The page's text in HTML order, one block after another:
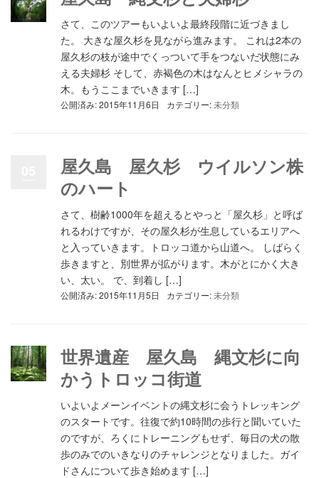
さて、このツアーもいよいよ最終段階に近づきまし
た。 大きな屋久杉を見ながら進みます。 これは2本の
屋久杉の枝が途中でくっついて手をつないだ状態にみ
える夫婦杉 そして、赤褐色の木はなんとヒメシャラの
木。もうここまでいきます […]
公開済み: 2015年11月6日 カテゴリー:未分類
屋久島 屋久杉 ウイルソン株
のハート
さて、樹齢1000年を超えるとやっと「屋久杉」と呼ば
れるわけですが、その屋久杉が生息しているエリアへ
と入っていきます。トロッコ道から山道へ。 しばらく
歩きますと、別世界が拡がります。木がとにかく大き
い、太い。 で、到着し […]
公開済み: 2015年11月5日 カテゴリー:未分類
世界遺産 屋久島 縄文杉に向
かうトロッコ街道
いよいよメーンイベントの縄文杉に会うトレッキング
のスタートです。往復で約10時間の歩行と聞いていた
のですが、ろくにトレーニングもせず、毎日の犬の散
歩のみでのいきなりのチャレンジとなりました。ガイ
ドさんについて歩き始めます […]